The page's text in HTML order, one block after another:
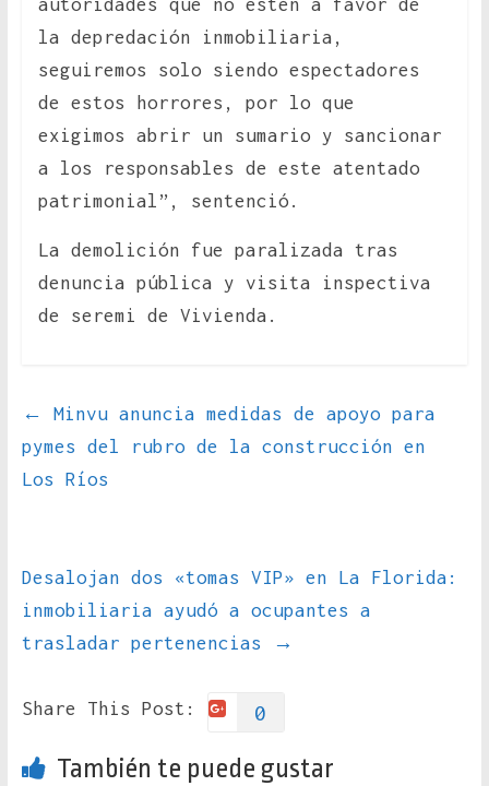
autoridades que no estén a favor de
la depredación inmobiliaria,
seguiremos solo siendo espectadores
de estos horrores, por lo que
exigimos abrir un sumario y sancionar
a los responsables de este atentado
patrimonial”, sentenció.
La demolición fue paralizada tras
denuncia pública y visita inspectiva
de seremi de Vivienda.
←
Minvu anuncia medidas de apoyo para
pymes del rubro de la construcción en
Los Ríos
Desalojan dos «tomas VIP» en La Florida:
inmobiliaria ayudó a ocupantes a
trasladar pertenencias
→
Share This Post: 0
También te puede gustar